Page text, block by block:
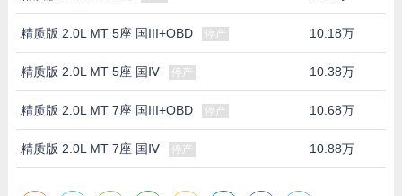
精质版 2.0L MT 5座 国III+OBD 停产 10.18万
精质版 2.0L MT 5座 国Ⅳ 停产 10.38万
精质版 2.0L MT 7座 国III+OBD 停产 10.68万
精质版 2.0L MT 7座 国Ⅳ 停产 10.88万